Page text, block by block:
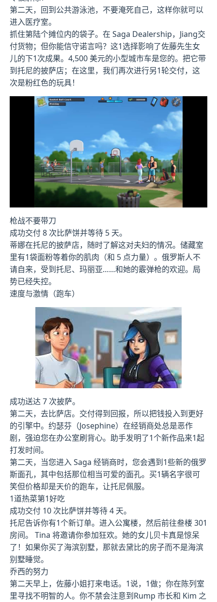
第二天，回到公共游泳池，不要淹死自己，这样你就可以
进入医疗室。
抓住第陆个摊位内的袋子。在 Saga Dealership，Jiang交
付货物；但你能信守诺言吗？这1选择影响了佐藤先生女
儿的下1次成果。4,500 美元的小型城市车是您的。把它带
到托尼的披萨店；在这里，我们再次进行另1轮交付，这
次是粉红色的玩具！
枪战不要带刀
成功交付 8 次比萨饼并等待 5 天。
蒂娜在托尼的披萨店，随时了解这对夫妇的情况。储藏室
里有1袋面粉等着你的肌肉（和 5 点力量）。俄罗斯人不
请自来，受到托尼、玛丽亚……和她的霰弹枪的欢迎。局
势已经失控。
速度与激情（跑车）
成功送达 7 次披萨。
第二天，去比萨店。交付得到回报，所以把钱投入到更好
的引擎中。约瑟芬（Josephine）在经销商处总是恶作
剧，强迫您在办公室刷背心。助手发明了1个新作品来1起
打发时间。
第二天，当您进入 Saga 经销商时，您会遇到1些新的俄罗
斯面孔，其中包括那位相当可爱的面孔。买1辆名字很可
笑但价格却是天价的跑车，让托尼佩服。
1道热菜第1好吃
成功交付 10 次比萨饼并等待 4 天。
托尼告诉你有1个新订单。进入公寓楼，然后前往叁楼 301
房间。 Tina 将邀请你参加狂欢。她的女儿贝卡真是惊呆
了！如果你买了海滨别墅，那就去黛比的房子而不是海滨
别墅睡觉。
乔西的努力
第二天早上，佐藤小姐打来电话。1说，1做；你在陈列室
里寻找不明智的人。你不禁会注意到Rump 市长和 Kim 之